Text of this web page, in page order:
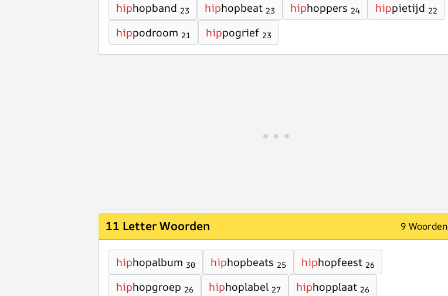
hiphopband 23 hiphopbeat 23 hiphoppers 24 hippietijd 22
hippodroom 21 hippogrief 23
11 Letter Woorden 9 Woorden
hiphopalbum 30 hiphopbeats 25 hiphopfeest 26
hiphopgroep 26 hiphoplabel 27 hiphopplaat 26